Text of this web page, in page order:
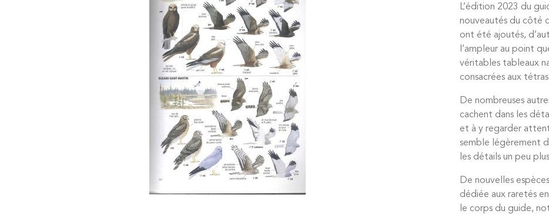
L’édition 2023 du
nouveautés du côté
ont été ajoutés,
l’ampleur au point
véritables tableaux
consacrées aux
De nombreuses
cachent dans les
et à y regarder
semble légèrement
les détails un peu
De nouvelles
dédiée aux raretés
le corps du guide,